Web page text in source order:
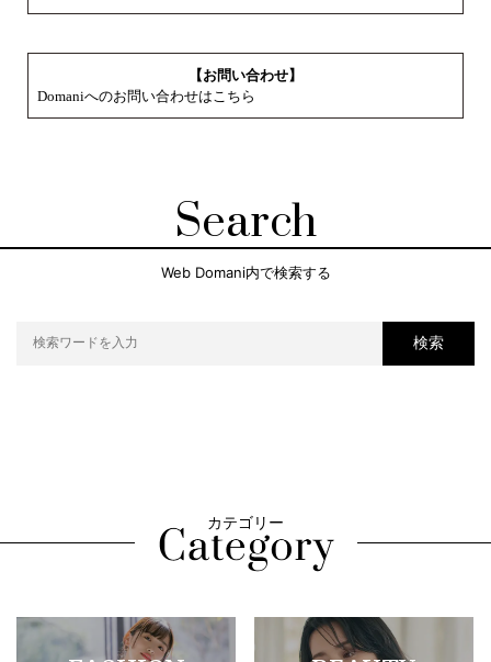
【お問い合わせ】
Domaniへのお問い合わせはこちら
Search
Web Domani内で検索する
検索
カテゴリー